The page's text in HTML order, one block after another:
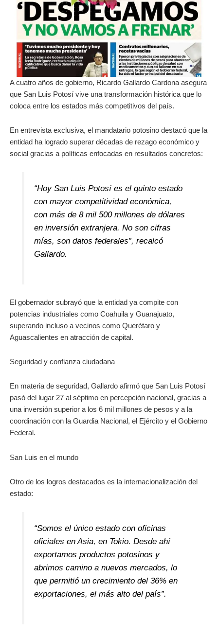
A cuatro años de gobierno, Ricardo Gallardo Cardona asegura
que San Luis Potosí vive una transformación histórica que lo
coloca entre los estados más competitivos del país.
En entrevista exclusiva, el mandatario potosino destacó que la
entidad ha logrado superar décadas de rezago económico y
social gracias a políticas enfocadas en resultados concretos:
“Hoy San Luis Potosí es el quinto estado
con mayor competitividad económica,
con más de 8 mil 500 millones de dólares
en inversión extranjera. No son cifras
mías, son datos federales”, recalcó
Gallardo.
El gobernador subrayó que la entidad ya compite con
potencias industriales como Coahuila y Guanajuato,
superando incluso a vecinos como Querétaro y
Aguascalientes en atracción de capital.
Seguridad y confianza ciudadana
En materia de seguridad, Gallardo afirmó que San Luis Potosí
pasó del lugar 27 al séptimo en percepción nacional, gracias a
una inversión superior a los 6 mil millones de pesos y a la
coordinación con la Guardia Nacional, el Ejército y el Gobierno
Federal.
San Luis en el mundo
Otro de los logros destacados es la internacionalización del
estado:
“Somos el único estado con oficinas
oficiales en Asia, en Tokio. Desde ahí
exportamos productos potosinos y
abrimos camino a nuevos mercados, lo
que permitió un crecimiento del 36% en
exportaciones, el más alto del país”.